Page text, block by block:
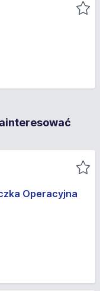
Operacyjna